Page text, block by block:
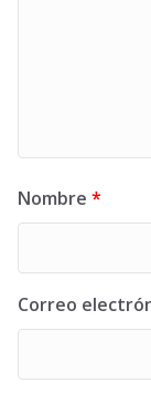
Nombre *
Correo